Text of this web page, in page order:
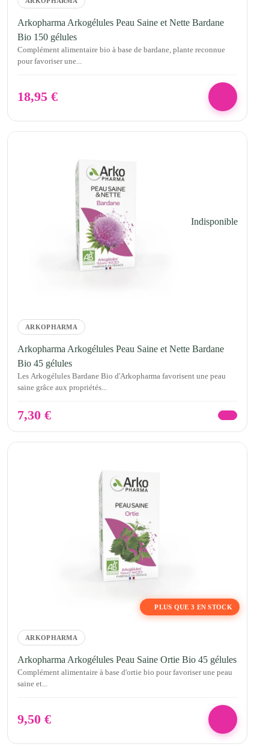
Arkopharma Arkogélules Peau Saine et Nette Bardane
Bio 150 gélules
Complément alimentaire bio à base de bardane, plante reconnue
pour favoriser une...
18,95 €
Indisponible
ARKOPHARMA
Arkopharma Arkogélules Peau Saine et Nette Bardane
Bio 45 gélules
Les Arkogélules Bardane Bio d'Arkopharma favorisent une peau
saine grâce aux propriétés...
7,30 €
PLUS QUE 3 EN STOCK
ARKOPHARMA
Arkopharma Arkogélules Peau Saine Ortie Bio 45 gélules
Complément alimentaire à base d'ortie bio pour favoriser une peau
saine et...
9,50 €